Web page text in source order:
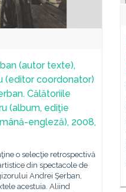
(autor texte),
(editor coordonator)
Călătoriile
(album, ediţie
engleză), 2008,
o selecţie retrospectivă
din spectacole de
Andrei Şerban,
acestuia. Aliind